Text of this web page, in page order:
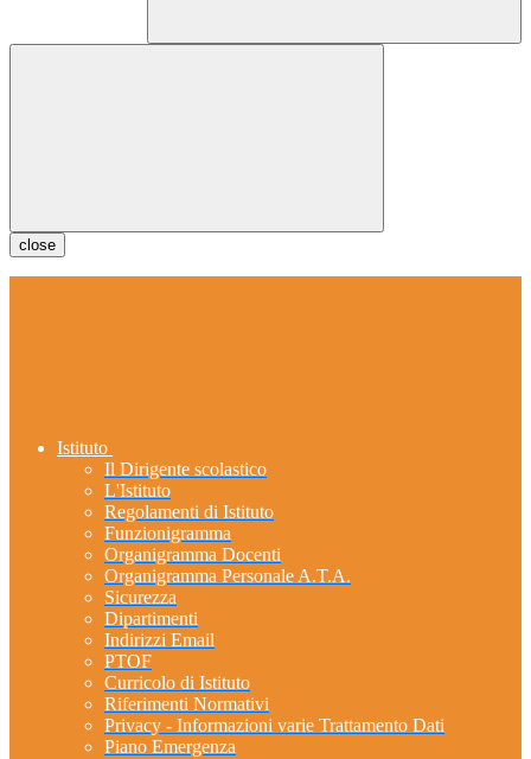
close
Istituto
Il Dirigente scolastico
L'Istituto
Regolamenti di Istituto
Funzionigramma
Organigramma Docenti
Organigramma Personale A.T.A.
Sicurezza
Dipartimenti
Indirizzi Email
PTOF
Curricolo di Istituto
Riferimenti Normativi
Privacy - Informazioni varie Trattamento Dati
Piano Emergenza